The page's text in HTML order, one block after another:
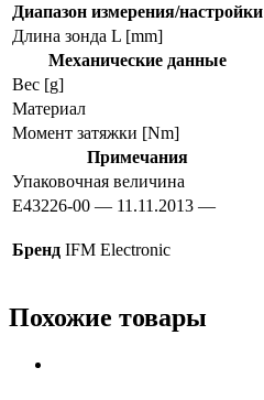
Диапазон измерения/настройки
Длина зонда L [mm]
Механические данные
Вес [g]
Материал
Момент затяжки [Nm]
Примечания
Упаковочная величина
E43226-00 — 11.11.2013 —
Бренд IFM Electronic
Похожие товары